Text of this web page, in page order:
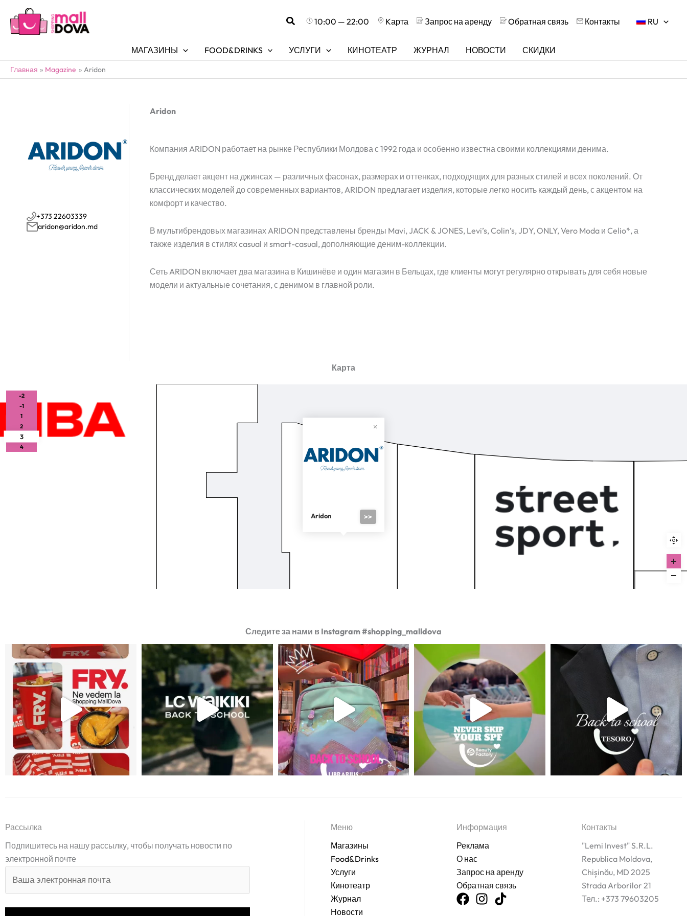
Поиск 10:00 — 22:00 Kарта Запрос на аренду Oбратная связь Контакты RU
МАГАЗИНЫ FOOD&DRINKS УСЛУГИ КИНОТЕАТР ЖУРНАЛ НОВОСТИ СКИДКИ
Главная Magazine Aridon
+373 22603339
aridon@aridon.md
Aridon
Компания ARIDON работает на рынке Республики Молдова с 1992 года и особенно известна своими коллекциями денима.
Бренд делает акцент на джинсах — различных фасонах, размерах и оттенках, подходящих для разных стилей и всех поколений. От
классических моделей до современных вариантов, ARIDON предлагает изделия, которые легко носить каждый день, с акцентом на
комфорт и качество.
В мультибрендовых магазинах ARIDON представлены бренды Mavi, JACK & JONES, Levi’s, Colin’s, JDY, ONLY, Vero Moda и Celio*, а
также изделия в стилях casual и smart-casual, дополняющие деним-коллекции.
Сеть ARIDON включает два магазина в Кишинёве и один магазин в Бельцах, где клиенты могут регулярно открывать для себя новые
модели и актуальные сочетания, с денимом в главной роли.
Карта
Aridon >>
-2
-1
1
2
3
4
Следите за нами в Instagram #shopping_malldova
Рассылка
Подпишитесь на нашу рассылку, чтобы получать новости по
электронной почте
Меню
Магазины
Food&Drinks
Услуги
Кинотеатр
Журнал
Новости
Информация
Реклама
О нас
Запрос на аренду
Обратная связь
Контакты
"Lemi Invest" S.R.L.
Republica Moldova,
Chișinău, MD 2025
Strada Arborilor 21
Тел.: +373 79603205